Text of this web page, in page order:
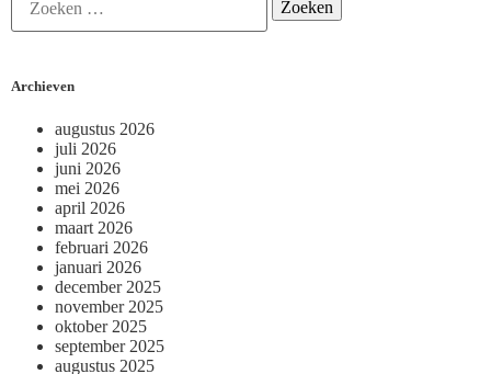
Archieven
augustus 2026
juli 2026
juni 2026
mei 2026
april 2026
maart 2026
februari 2026
januari 2026
december 2025
november 2025
oktober 2025
september 2025
augustus 2025